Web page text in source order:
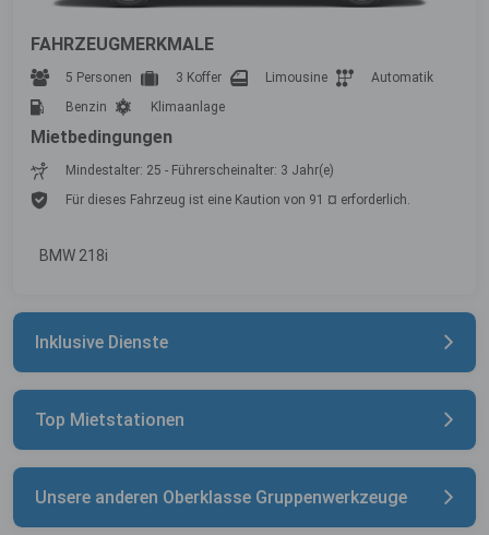
FAHRZEUGMERKMALE
5 Personen 3 Koffer Limousine
Automatik
Benzin
Klimaanlage
Mietbedingungen
Mindestalter: 25 - Führerscheinalter: 3 Jahr(e)
Für dieses Fahrzeug ist eine Kaution von 91 ¤ erforderlich.
BMW 218i
Inklusive Dienste
Top Mietstationen
Unsere anderen Oberklasse Gruppenwerkzeuge